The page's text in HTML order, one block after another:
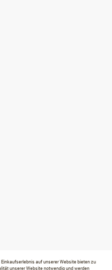
auf unserer Website bieten zu
unserer Website notwendig und werden